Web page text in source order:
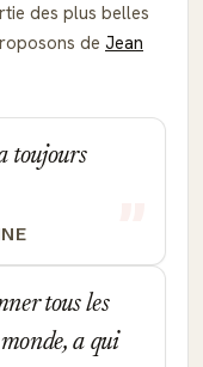
des plus belles
de Jean
toujours
tous les
a qui